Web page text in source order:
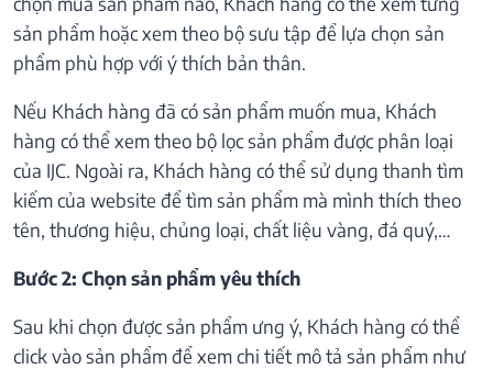
sản phẩm hoặc xem theo bộ sưu tập để lựa chọn sản
phẩm phù hợp với ý thích bản thân.
Nếu Khách hàng đã có sản phẩm muốn mua, Khách
hàng có thể xem theo bộ lọc sản phẩm được phân loại
của IJC. Ngoài ra, Khách hàng có thể sử dụng thanh tìm
kiếm của website để tìm sản phẩm mà mình thích theo
tên, thương hiệu, chủng loại, chất liệu vàng, đá quý,…
Bước 2: Chọn sản phẩm yêu thích
Sau khi chọn được sản phẩm ưng ý, Khách hàng có thể
click vào sản phẩm để xem chi tiết mô tả sản phẩm như